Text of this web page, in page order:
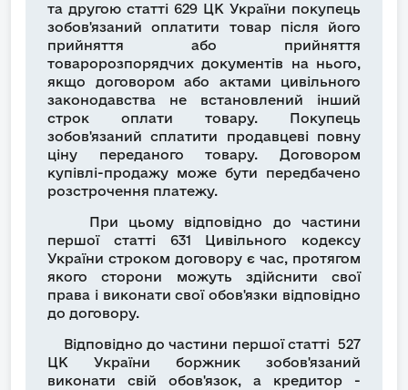
та другою статті 629 ЦК України покупець
зобов'язаний оплатити товар після його
прийняття або прийняття
товаророзпорядчих документів на нього,
якщо договором або актами цивільного
законодавства не встановлений інший
строк оплати товару. Покупець
зобов'язаний сплатити продавцеві повну
ціну переданого товару. Договором
купівлі-продажу може бути передбачено
розстрочення платежу.
При цьому відповідно до частини
першої статті 631 Цивільного кодексу
України строком договору є час, протягом
якого сторони можуть здійснити свої
права і виконати свої обов'язки відповідно
до договору.
Відповідно до частини першої статті 527
ЦК України боржник зобов'язаний
виконати свій обов'язок, а кредитор -